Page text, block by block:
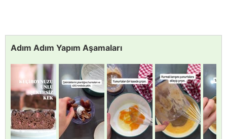
Adım Adım Yapım Aşamaları